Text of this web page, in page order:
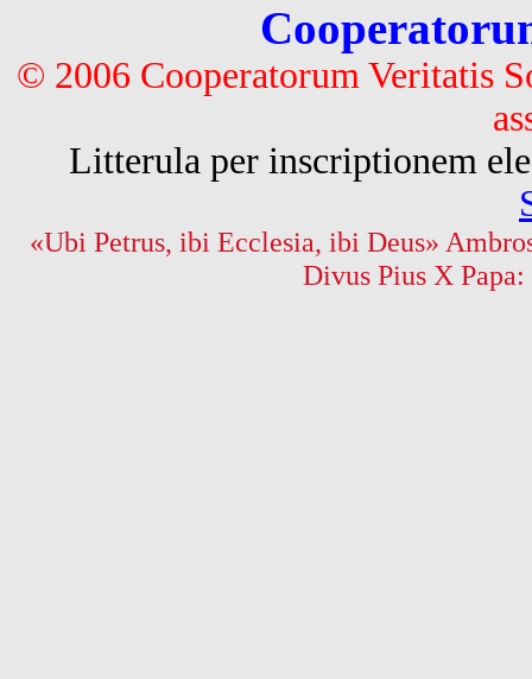
© 2006 Cooperatorum Veritatis
Litterula per inscriptionem
«Ubi Petrus, ibi Ecclesia, ibi Deus»
Divus Pius X Papa: